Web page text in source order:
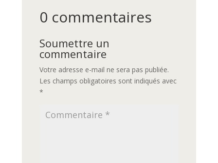
0 commentaires
Soumettre un
commentaire
Votre adresse e-mail ne sera pas publiée.
Les champs obligatoires sont indiqués avec
*